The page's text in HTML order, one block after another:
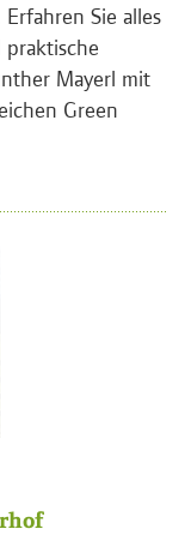
Sie alles
Mayerl mit
Green